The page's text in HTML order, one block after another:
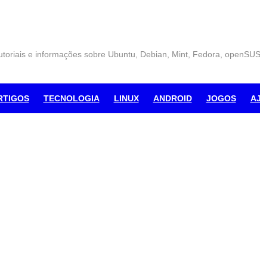
e informações sobre Ubuntu, Debian, Mint, Fedora,
TECNOLOGIA LINUX ANDROID JOGOS